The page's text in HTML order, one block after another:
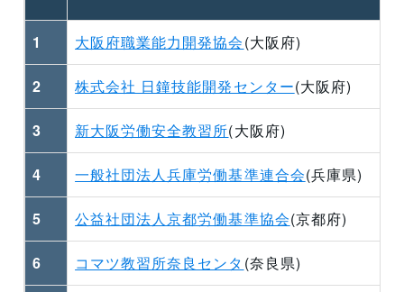
1 大阪府職業能力開発協会(大阪府)
2 株式会社 日鐘技能開発センター(大阪府)
3 新大阪労働安全教習所(大阪府)
4 一般社団法人兵庫労働基準連合会(兵庫県)
5 公益社団法人京都労働基準協会(京都府)
6 コマツ教習所奈良センタ (奈良県)